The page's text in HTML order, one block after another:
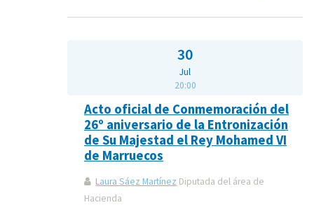
30
Jul
20:00
Acto oficial de Conmemoración del
26º aniversario de la Entronización
de Su Majestad el Rey Mohamed VI
de Marruecos
Laura Sáez Martínez Diputada del área de
Hacienda